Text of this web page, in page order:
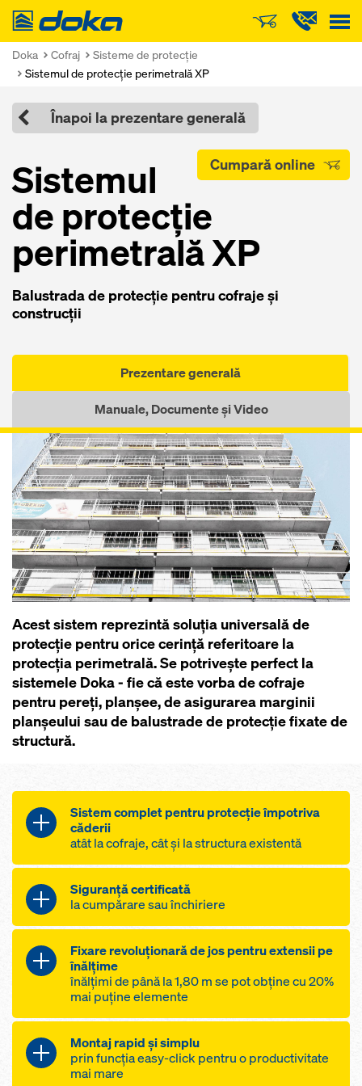
Doka
Doka Cofraj
Sisteme de protecţie
Sistemul de protecţie perimetrală XP
Înapoi la prezentare generală
Cumpară online
Sistemul
de protecţie
perimetrală XP
Balustrada de protecţie pentru cofraje şi
construcţii
Prezentare generală
Manuale, Documente și Video
Acest sistem reprezintă soluţia universală de
protecție pentru orice cerință referitoare la
protecția perimetrală. Se potriveşte perfect la
sistemele Doka - fie că este vorba de cofraje
pentru pereţi, planşee, de asigurarea marginii
planşeului sau de balustrade de protecţie fixate de
structură.
Sistem complet pentru protecție împotriva
căderii
atât la cofraje, cât și la structura existentă
Gamă variată de utilizări
un singur element vertical pentru
margini ale clădirilor
acoperă toate situațiile prin
varietatea mare a elementelor de
fixare
Siguranţă certificată
la cumpărare sau închiriere
Acumularea de experienţă prin
închiriere şi cumpărarea în caz de
necesitate
zincat la cald şi robust
material conform EN 13374
prevăzut cu marcaj GS
informaţii detaliate pentru
utilizatori
Fixare revoluţionară de jos pentru extensii pe
înălţime
înălțimi de până la 1,80 m se pot obține cu 20%
mai puține elemente
Sistemul ingenios
asigură cu un singur element
vertical, siguranţa completă până la
Montaj rapid şi simplu
prin funcţia easy-click pentru o productivitate
mai mare